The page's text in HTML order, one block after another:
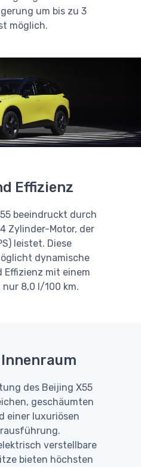
um bis zu 3
möglich.
Effizienz
beeindruckt durch
Zylinder-Motor, der
leistet. Diese
dynamische
Effizienz mit einem
nur 8,0 l/100 km.
des Beijing X55
geschäumten
einer luxuriösen
verstellbare
bieten höchsten